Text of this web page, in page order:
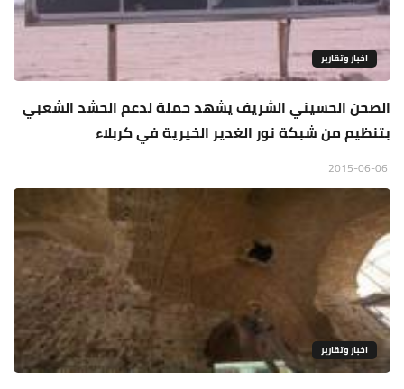
اخبار وتقارير
الصحن الحسيني الشريف يشهد حملة لدعم الحشد الشعبي
بتنظيم من شبكة نور الغدير الخيرية في كربلاء
اخبار وتقارير